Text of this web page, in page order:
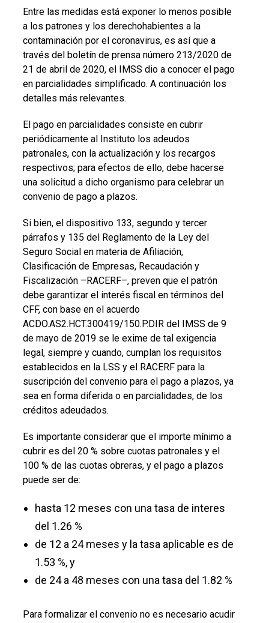
Entre las medidas está exponer lo menos posible
a los patrones y los derechohabientes a la
contaminación por el coronavirus, es así que a
través del boletín de prensa número 213/2020 de
21 de abril de 2020, el IMSS dio a conocer el pago
en parcialidades simplificado. A continuación los
detalles más relevantes.
El pago en parcialidades consiste en cubrir
periódicamente al Instituto los adeudos
patronales, con la actualización y los recargos
respectivos; para efectos de ello, debe hacerse
una solicitud a dicho organismo para celebrar un
convenio de pago a plazos.
Si bien, el dispositivo 133, segundo y tercer
párrafos y 135 del Reglamento de la Ley del
Seguro Social en materia de Afiliación,
Clasificación de Empresas, Recaudación y
Fiscalización –RACERF–, preven que el patrón
debe garantizar el interés fiscal en términos del
CFF, con base en el acuerdo
ACDO.AS2.HCT.300419/150.P.DIR del IMSS de 9
de mayo de 2019 se le exime de tal exigencia
legal, siempre y cuando, cumplan los requisitos
establecidos en la LSS y el RACERF para la
suscripción del convenio para el pago a plazos, ya
sea en forma diferida o en parcialidades, de los
créditos adeudados.
Es importante considerar que el importe mínimo a
cubrir es del 20 % sobre cuotas patronales y el
100 % de las cuotas obreras, y el pago a plazos
puede ser de:
hasta 12 meses con una tasa de interes
del 1.26 %
de 12 a 24 meses y la tasa aplicable es de
1.53 %, y
de 24 a 48 meses con una tasa del 1.82 %
Para formalizar el convenio no es necesario acudir